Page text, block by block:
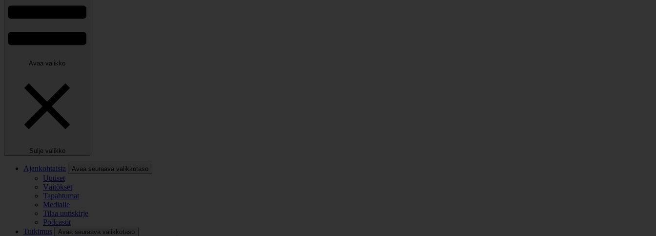
Avaa valikko
Sulje valikko
Ajankohtaista Avaa seuraava valikkotaso
Uutiset
Väitökset
Tapahtumat
Medialle
Tilaa uutiskirje
Podcastit
Tutkimus
Avaa seuraava valikkotaso